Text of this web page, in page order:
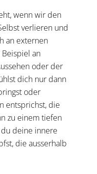
wenn wir den
verlieren und
an externen
Beispiel an
oder der
dich nur dann
oder
entsprichst, die
zu einem tiefen
deine innere
die ausserhalb